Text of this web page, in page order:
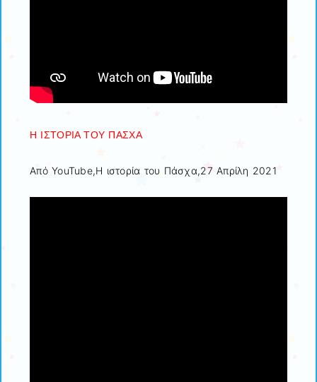
Η ΙΣΤΟΡΙΑ ΤΟΥ ΠΑΣΧΑ
Από YouTube,Η ιστορία του Πάσχα,27 Απρίλη 2021